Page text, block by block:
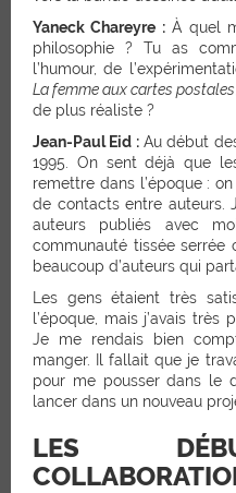
Yaneck Chareyre :À quel
philosophie ? Tu as
l’humour, de
La femme aux cartes postales
de plus réaliste ?
Jean-Paul Eid :Au début
1995. On sent déjà que
remettre dans l’époque :
de contacts entre auteurs.
auteurs publiés avec
communauté tissée serrée
beaucoup d’auteurs qui
Les gens étaient très
l’époque, mais j’avais très
Je me rendais bien
manger. Il fallait que je
pour me pousser dans le
lancer dans un nouveau
LES